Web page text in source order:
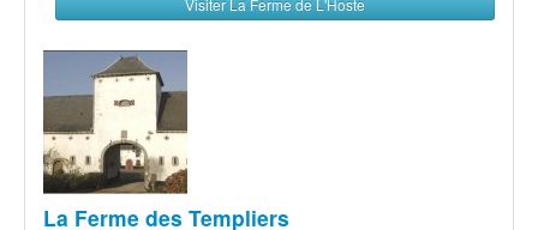
Visiter La Ferme de L'Hoste
La Ferme des Templiers